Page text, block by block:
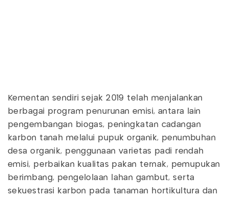
Kementan sendiri sejak 2019 telah menjalankan
berbagai program penurunan emisi, antara lain
pengembangan biogas, peningkatan cadangan
karbon tanah melalui pupuk organik, penumbuhan
desa organik, penggunaan varietas padi rendah
emisi, perbaikan kualitas pakan ternak, pemupukan
berimbang, pengelolaan lahan gambut, serta
sekuestrasi karbon pada tanaman hortikultura dan